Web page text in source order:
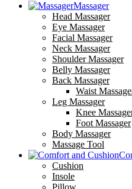
Massager
Head Massager
Eye Massager
Facial Massager
Neck Massager
Shoulder Massager
Belly Massager
Back Massager
Waist
Leg Massager
Knee
Foot Massager
Body Massager
Massage Tool
Cushion
Insole
Pillow